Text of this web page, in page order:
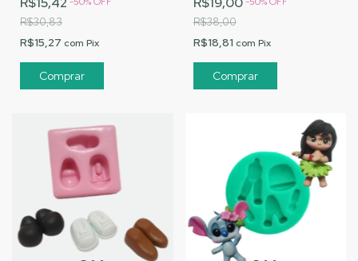
R$30,83
R$15,27 com Pix
R$38,00
R$18,81 com Pix